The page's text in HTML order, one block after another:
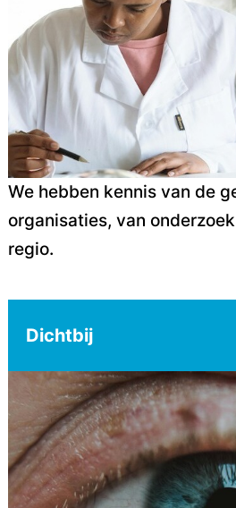
We hebben kennis van de
organisaties, van
regio.
Dichtbij